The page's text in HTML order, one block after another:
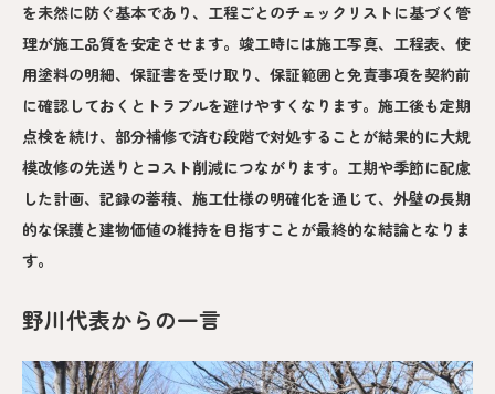
を未然に防ぐ基本であり、工程ごとのチェックリストに基づく管
理が施工品質を安定させます。竣工時には施工写真、工程表、使
用塗料の明細、保証書を受け取り、保証範囲と免責事項を契約前
に確認しておくとトラブルを避けやすくなります。施工後も定期
点検を続け、部分補修で済む段階で対処することが結果的に大規
模改修の先送りとコスト削減につながります。工期や季節に配慮
した計画、記録の蓄積、施工仕様の明確化を通じて、外壁の長期
的な保護と建物価値の維持を目指すことが最終的な結論となりま
す。
野川代表からの一言